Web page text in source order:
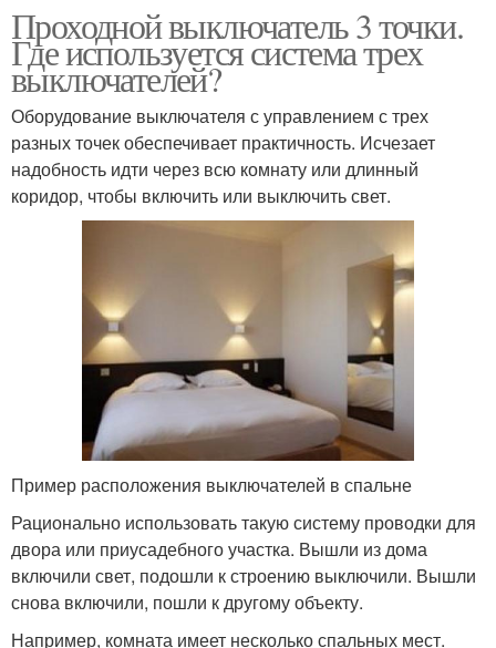
Проходной выключатель 3 точки.
Где используется система трех
выключателей?
Оборудование выключателя с управлением с трех
разных точек обеспечивает практичность. Исчезает
надобность идти через всю комнату или длинный
коридор, чтобы включить или выключить свет.
Пример расположения выключателей в спальне
Рационально использовать такую систему проводки для
двора или приусадебного участка. Вышли из дома
включили свет, подошли к строению выключили. Вышли
снова включили, пошли к другому объекту.
Например, комната имеет несколько спальных мест.